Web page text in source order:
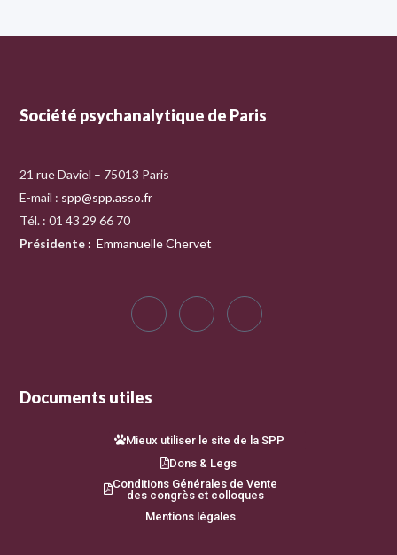
Société psychanalytique de Paris
21 rue Daviel – 75013 Paris
E-mail : spp@spp.asso.fr
Tél. : 01 43 29 66 70
Présidente : Emmanuelle Chervet
Documents utiles
Mieux utiliser le site de la SPP
Dons & Legs
Conditions Générales de Vente
des congrès et colloques
Mentions légales